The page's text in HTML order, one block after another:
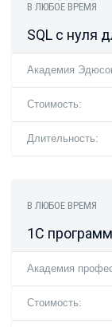
В ЛЮБОЕ ВРЕМЯ
SQL с нуля
Академия
Стоимость:
Длительность:
В ЛЮБОЕ ВРЕМЯ
1С
Академия
Стоимость: